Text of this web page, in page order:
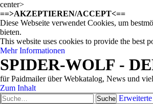
center>
==>AKZEPTIEREN/ACCEPT<==
Diese Webseite verwendet Cookies, um
bieten.
This website uses cookies to provide the best
Mehr Informationen
SPIDER-WOLF -
für Paidmailer über Webkatalog, News und
Zum Inhalt
Suche